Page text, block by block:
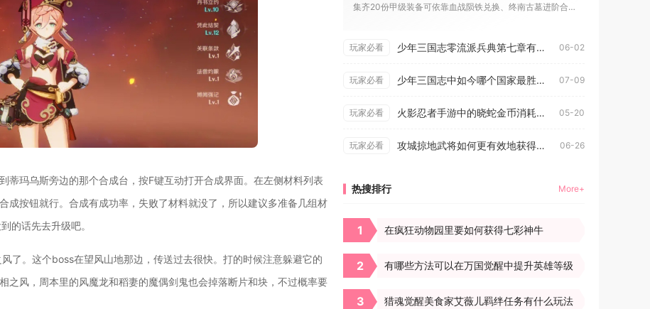
蒂玛乌斯旁边的那个合成台，按F键互动打开合成界面。在左侧材料列表
成按钮就行。合成有成功率，失败了材料就没了，所以建议多准备几组材
的话先去升级吧。
了。这个boss在望风山地那边，传送过去很快。打的时候注意躲避它的
之风，周本里的风魔龙和稻妻的魔偶剑鬼也会掉落断片和块，不过概率要
集齐20份甲级装备可依靠血战陨铁兑换、终南古墓进阶合成、藏兵...
玩家必看 少年三国志零流派兵典第七章有没有剧情分支 06-02
玩家必看 少年三国志中如今哪个国家最胜一筹 07-09
玩家必看 火影忍者手游中的晓蛇金币消耗是多少 05-20
玩家必看 攻城掠地武将如何更有效地获得经验 06-26
热搜排行 More+
1 在疯狂动物园里要如何获得七彩神牛
2 有哪些方法可以在万国觉醒中提升英雄等级
3 猎魂觉醒美食家艾薇儿羁绊任务有什么玩法